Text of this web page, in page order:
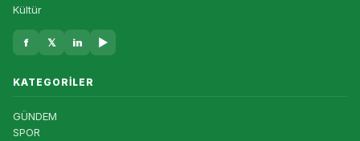
Kültür
f 𝕏 in ▶
KATEGORILER
GÜNDEM
SPOR